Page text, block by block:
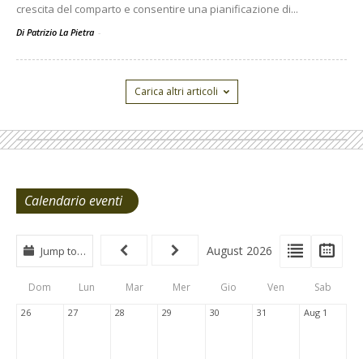
crescita del comparto e consentire una pianificazione di...
Di Patrizio La Pietra -
Carica altri articoli
Calendario eventi
View
Type
Tabs
View
List
Jump to… August 2026
Dom Lun Mar Mer Gio Ven Sab
26 27 28 29 30 31 Aug 1